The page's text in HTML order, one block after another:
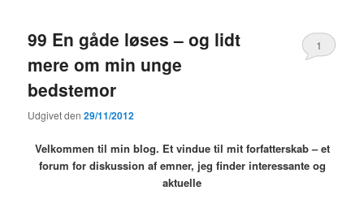
99 En gåde løses – og lidt
mere om min unge
bedstemor
Udgivet den29/11/2012
1
Velkommen til min blog. Et vindue til mit forfatterskab – et
forum for diskussion af emner, jeg finder interessante og
aktuelle